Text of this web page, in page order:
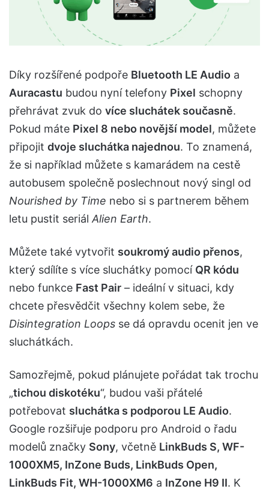
Díky rozšířené podpoře Bluetooth LE Audio a
Auracastu budou nyní telefony Pixel schopny
přehrávat zvuk do více sluchátek současně.
Pokud máte Pixel 8 nebo novější model, můžete
připojit dvoje sluchátka najednou. To znamená,
že si například můžete s kamarádem na cestě
autobusem společně poslechnout nový singl od
Nourished by Time nebo si s partnerem během
letu pustit seriálAlien Earth.
Můžete také vytvořit soukromý audio přenos,
který sdílíte s více sluchátky pomocí QR kódu
nebo funkce Fast Pair – ideální v situaci, kdy
chcete přesvědčit všechny kolem sebe, že
Disintegration Loops se dá opravdu ocenit jen ve
sluchátkách.
Samozřejmě, pokud plánujete pořádat tak trochu
„tichou diskotéku“, budou vaši přátelé
potřebovat sluchátka s podporou LE Audio.
Google rozšiřuje podporu pro Android o řadu
modelů značky Sony, včetně LinkBuds S, WF-
1000XM5, InZone Buds, LinkBuds Open,
LinkBuds Fit, WH-1000XM6 a InZone H9 II. K